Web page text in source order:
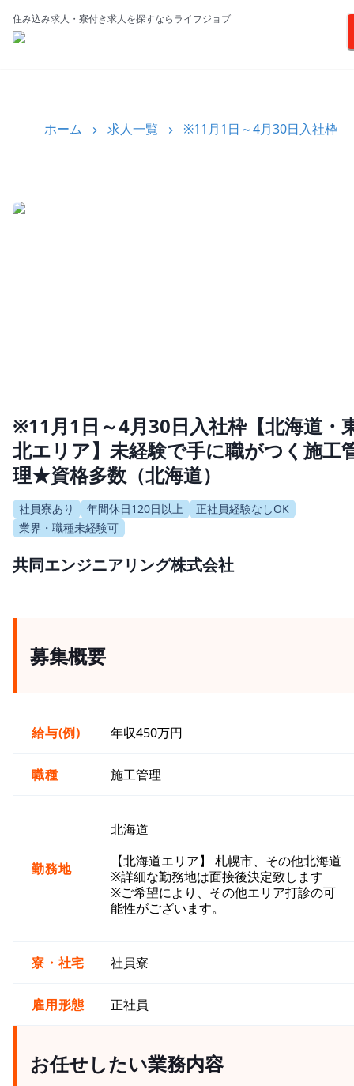
住み込み求人・寮付き求人を探すならライフジョブ
ホーム 求人一覧 ※11月1日～4月30日入社枠
※11月1日～4月30日入社枠【北海道・
北エリア】未経験で手に職がつく施工
理★資格多数（北海道）
社員寮あり 年間休日120日以上
正社員経験なしOK
業界・職種未経験可
共同エンジニアリング株式会社
募集概要
給与(例) 年収450万円
職種 施工管理
勤務地
北海道
【北海道エリア】 札幌市、その他北海道
※詳細な勤務地は面接後決定致します
※ご希望により、その他エリア打診の可
能性がございます。
寮・社宅 社員寮
雇用形態 正社員
お任せしたい業務内容